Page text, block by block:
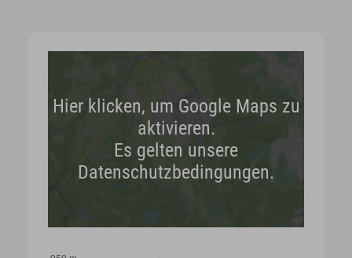
Hier klicken, um Google Maps zu
aktivieren.
Es gelten unsere
Datenschutzbedingungen.